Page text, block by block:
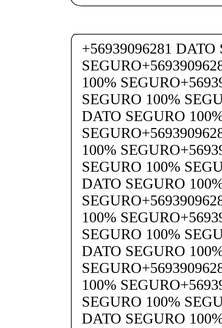
+56939096281 DATO
100%
SEGURO 100%
DATO SEGURO
100%
SEGURO 100%
DATO SEGURO
100%
SEGURO 100%
DATO SEGURO
100%
SEGURO 100%
DATO SEGURO